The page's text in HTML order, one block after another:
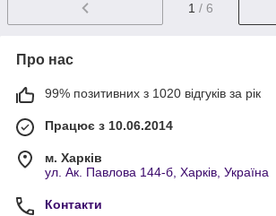
1 / 6
Про нас
99% позитивних з 1020 відгуків за рік
Працює з 10.06.2014
м. Харків
ул. Ак. Павлова 144-б, Харків, Україна
Контакти